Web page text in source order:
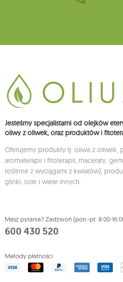
Jesteśmy specjalistami od olejków
oliwy z oliwek, oraz produktów i
Oferujemy produkty tj. oliwa z oliwek,
aromaterapii i fitoterapii, maceraty,
roślinne z wyciągami z kwiatów),
glinki, sole i wiele innych.
Masz pytania? Zadzwoń (pon.-pt. 8:00-
600 430 520
Metody płatności